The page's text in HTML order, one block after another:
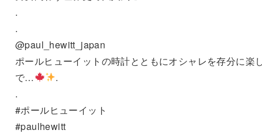
.
.
@paul_hewitt_japan
ポールヒューイットの時計とともにオシャレを存分に楽
で…
.
.
#ポールヒューイット
#paulhewitt